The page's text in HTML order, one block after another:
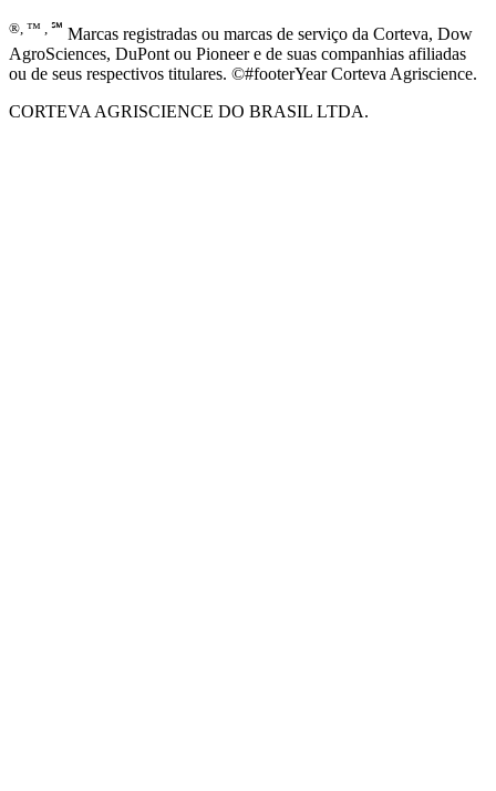
®, ™ , ℠ Marcas registradas ou marcas de serviço da Corteva, Dow
AgroSciences, DuPont ou Pioneer e de suas companhias afiliadas
ou de seus respectivos titulares. ©#footerYear Corteva Agriscience.
CORTEVA AGRISCIENCE DO BRASIL LTDA.